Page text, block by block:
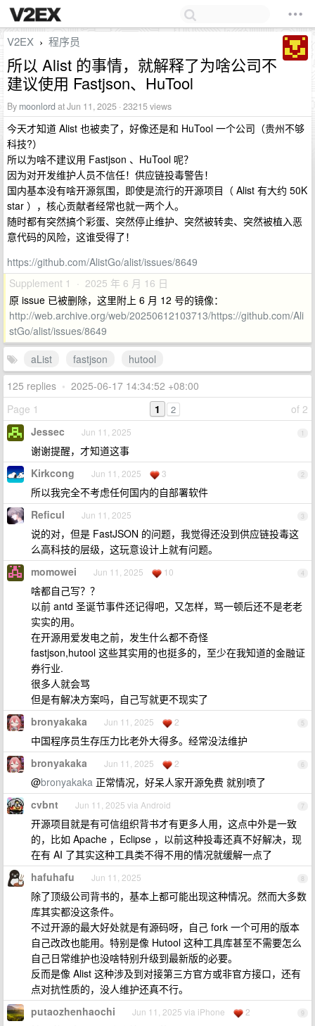
V2EX › 程序员
所以 Alist 的事情，就解释了为啥公司不
建议使用 Fastjson、HuTool
By moonlord at Jun 11, 2025 · 23215 views
今天才知道 Alist 也被卖了，好像还是和 HuTool 一个公司（贵州不够
科技?）
所以为啥不建议用 Fastjson 、HuTool 呢？
因为对开发维护人员不信任！供应链投毒警告！
国内基本没有啥开源氛围，即使是流行的开源项目（ Alist 有大约 50K
star ），核心贡献者经常也就一两个人。
随时都有突然搞个彩蛋、突然停止维护、突然被转卖、突然被植入恶
意代码的风险，这谁受得了！
https://github.com/AlistGo/alist/issues/8649
Supplement 1 · 2025 年 6 月 16 日
原 issue 已被删除，这里附上 6 月 12 号的镜像：
http://web.archive.org/web/20250612103713/https://github.com/Ali
stGo/alist/issues/8649
aList
fastjson
hutool
125 replies • 2025-06-17 14:34:52 +08:00
Page 1
of 2
1 2
1
Jessec Jun 11, 2025
谢谢提醒，才知道这事
2
Kirkcong Jun 11, 2025 3
所以我完全不考虑任何国内的自部署软件
3
Reficul Jun 11, 2025
说的对，但是 FastJSON 的问题，我觉得还没到供应链投毒这
么高科技的层级，这玩意设计上就有问题。
4
momowei Jun 11, 2025 10
啥都自己写？？
以前 antd 圣诞节事件还记得吧，又怎样，骂一顿后还不是老老
实实的用。
在开源用爱发电之前，发生什么都不奇怪
fastjson,hutool 这些其实用的也挺多的，至少在我知道的金融证
券行业.
很多人就会骂
但是有解决方案吗，自己写就更不现实了
5
bronyakaka Jun 11, 2025 2
中国程序员生存压力比老外大得多。经常没法维护
6
bronyakaka Jun 11, 2025 2
@bronyakaka 正常情况，好呆人家开源免费 就别喷了
7
cvbnt Jun 11, 2025 via Android
开源项目就是有可信组织背书才有更多人用，这点中外是一致
的，比如 Apache ，Eclipse ，以前这种投毒还真不好解决，现
在有 AI 了其实这种工具类不得不用的情况就缓解一点了
8
hafuhafu Jun 11, 2025
除了顶级公司背书的，基本上都可能出现这种情况。然而大多数
库其实都没这条件。
不过开源的最大好处就是有源码呀，自己 fork 一个可用的版本
自己改改也能用。特别是像 Hutool 这种工具库甚至不需要怎么
自己日常维护也没啥特别升级到最新版的必要。
反而是像 Alist 这种涉及到对接第三方官方或非官方接口，还有
点对抗性质的，没人维护还真不行。
9
putaozhenhaochi Jun 11, 2025 via iPhone 2